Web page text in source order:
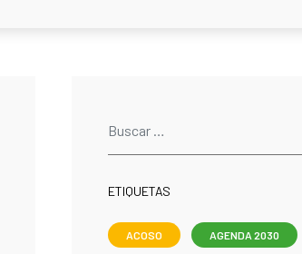
ETIQUETAS
ACOSO AGENDA 2030